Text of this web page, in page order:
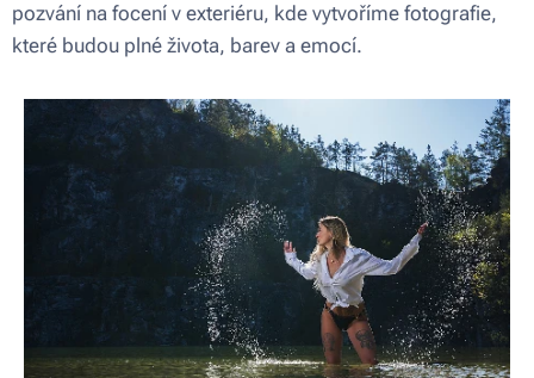
pozvání na focení v exteriéru, kde vytvoříme fotografie,
které budou plné života, barev a emocí.